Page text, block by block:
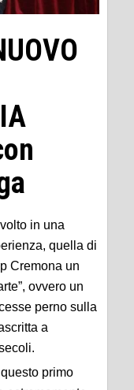
in una
quella di
Cremona un
ovvero un
perno sulla
a
primo